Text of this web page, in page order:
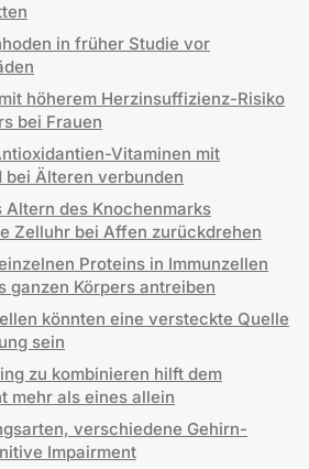
in früher Studie vor
höherem Herzinsuffizienz-Risiko
bei Frauen
Vitaminen mit
Älteren verbunden
Altern des Knochenmarks
Zelluhr bei Affen zurückdrehen
Proteins in Immunzellen
ganzen Körpers antreiben
könnten eine versteckte Quelle
sein
zu kombinieren hilft dem
mehr als eines allein
verschiedene Gehirn-
Impairment